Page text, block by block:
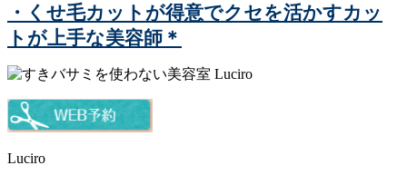
・くせ毛カットが得意でクセを活かすカッ
トが上手な美容師＊
Luciro